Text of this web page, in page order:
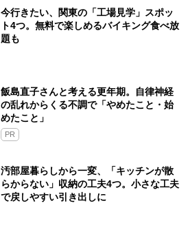
今行きたい、関東の「工場見学」スポッ
ト4つ。無料で楽しめるバイキング食べ放
題も
飯島直子さんと考える更年期。自律神経
の乱れからくる不調で「やめたこと・始
めたこと」
PR
汚部屋暮らしから一変、「キッチンが散
らからない」収納の工夫4つ。小さな工夫
で戻しやすい引き出しに